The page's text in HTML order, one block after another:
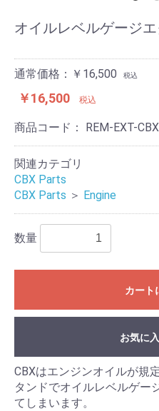
オイルレベルゲージ
通常価格：￥16,500 税込
￥16,500 税込
商品コード： REM-EXT-CBX
関連カテゴリ
CBX Parts
CBX Parts ＞ Engine
数量
カート
お気に
CBXはエンジンオイルが規
タンドでオイルレベルゲー
てしまいます。